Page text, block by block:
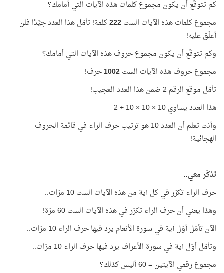
كم تتوقّع أن يكون مجموع كلمات هذه الآيات التي أمامك؟
مجموع كلمات هذه الآيات الست222كلمة! تأمّل هذا العدد جيِّدًا فلن
أعلّق عليه!
وكم تتوقّع أن يكون مجموع حروف هذه الآيات التي أمامك؟
مجموع حروف هذه الآيات الست1002حرف!
تأمّل موقع الرقم 2 ضمن هذا العدد العجيب!
هذا العدد يساوي 10 × 10 × 10 + 2
وأنت تعلم أن العدد 10 هو ترتيب حرف الراء في قائمة الحروف
الهجائية!
تذكّر معي..
حرف الراء تكرّر في كل آية من هذه الآيات الست 10 مرّات..
وهذا يعني أن حرف الراء تكرّر في هذه الآيات الست 60 مرّة!
الآن تأمّل أوّل آية في سورة الأنعام يرد فيها حرف الراء 10 مرّات..
وتأمّل أوّل آية في سورة الأعراف يرد فيها حرف الراء 10 مرّات..
مجموع رقمي الآيتين = 60 أليس كذلك؟